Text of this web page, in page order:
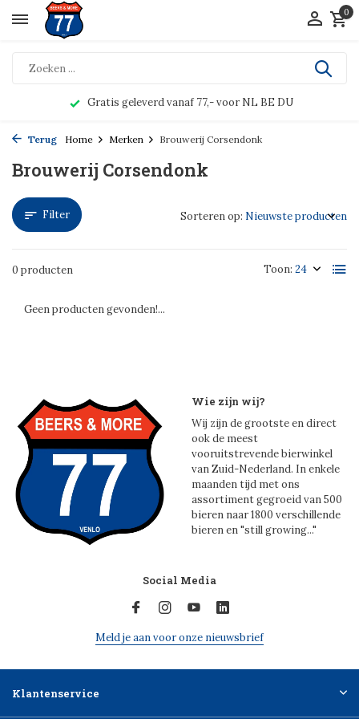
0
Gratis geleverd vanaf 77,- voor NL BE DU
Terug Home Merken Brouwerij Corsendonk
Brouwerij Corsendonk
Filter
0 producten Toon:
Sorteren op:
Geen producten gevonden!...
Wie zijn wij?
Wij zijn de grootste en direct
ook de meest
vooruitstrevende bierwinkel
van Zuid-Nederland. In enkele
maanden tijd met ons
assortiment gegroeid van 500
bieren naar 1800 verschillende
bieren en "still growing..."
Social Media
Meld je aan voor onze nieuwsbrief
Klantenservice